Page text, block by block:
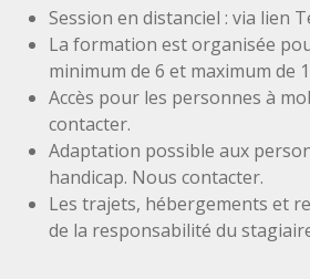
Session en distanciel : via lien
La formation est organisée
minimum de 6 et maximum de
Accès pour les personnes à
contacter.
Adaptation possible aux
handicap. Nous contacter.
Les trajets, hébergements et
de la responsabilité du